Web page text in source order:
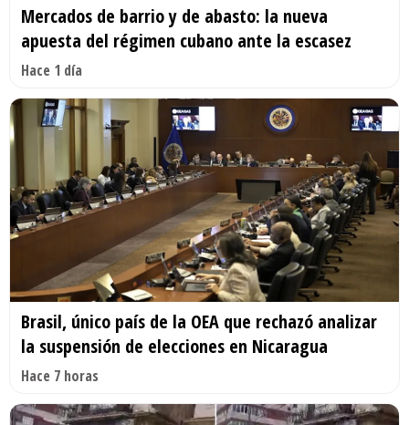
Mercados de barrio y de abasto: la nueva
apuesta del régimen cubano ante la escasez
Hace 1 día
Brasil, único país de la OEA que rechazó analizar
la suspensión de elecciones en Nicaragua
Hace 7 horas